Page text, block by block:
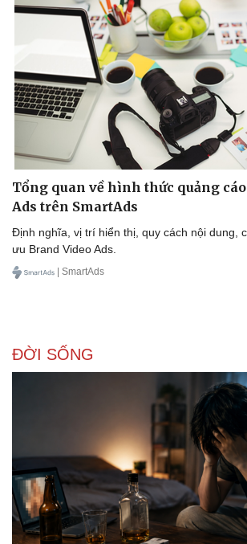
Sức khỏe
Nam khoa
Làm đẹp - giảm cân
Tổng quan về hình thức quảng
Ads trên SmartAds
Định nghĩa, vị trí hiển thị, quy cách nội dung,
ưu Brand Video Ads.
| SmartAds
ĐỜI SỐNG